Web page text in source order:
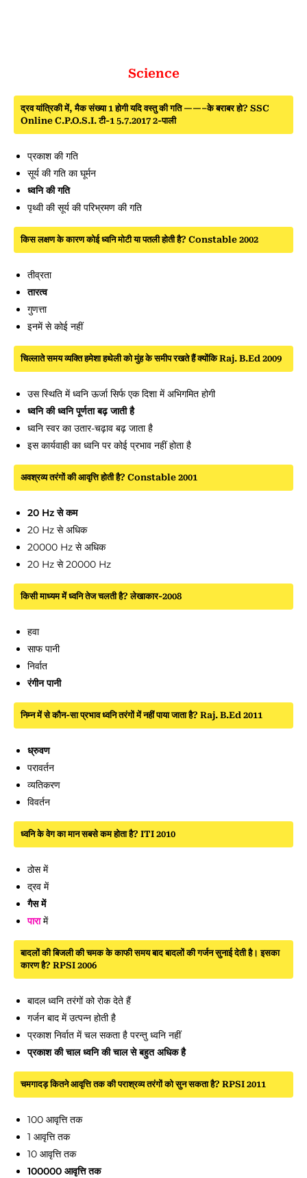
Science
द्रव यांत्रिकी में, मैक संख्या 1 होगी यदि वस्तु की गति ——–के बराबर हो? SSC
Online C.P.O.S.I. टी-1 5.7.2017 2-पाली
प्रकाश की गति
सूर्य की गति का घूर्मन
ध्वनि की गति
पृथ्वी की सूर्य की परिभ्रमण की गति
किस लक्षण के कारण कोई ध्वनि मोटी या पतली होती है? Constable 2002
तीव्रता
तारत्व
गुणत्ता
इनमें से कोई नहीं
चिल्लाते समय व्यक्ति हमेशा हथेली को मुंह के समीप रखते हैं क्योंकि Raj. B.Ed 2009
उस स्थिति में ध्वनि ऊर्जा सिर्फ एक दिशा में अभिगमित होगी
ध्वनि की ध्वनि पूर्णता बढ़ जाती है
ध्वनि स्वर का उतार-चढ़ाव बढ़ जाता है
इस कार्यवाही का ध्वनि पर कोई प्रभाव नहीं होता है
अवश्रव्य तरंगों की आवृत्ति होती है? Constable 2001
20 Hz से कम
20 Hz से अधिक
20000 Hz से अधिक
20 Hz से 20000 Hz
किसी माध्यम में ध्वनि तेज चलती है? लेखाकार-2008
हवा
साफ पानी
निर्वात
रंगीन पानी
निम्न में से कौन-सा प्रभाव ध्वनि तरंगों में नहीं पाया जाता है? Raj. B.Ed 2011
ध्रुवण
परावर्तन
व्यतिकरण
विवर्तन
ध्वनि के वेग का मान सबसे कम होता है? ITI 2010
ठोस में
द्रव में
गैस में
पारामें
बादलों की बिजली की चमक के काफी समय बाद बादलों की गर्जन सुनाई देती है। इसका
कारण है? RPSI 2006
बादल ध्वनि तरंगों को रोक देते हैं
गर्जन बाद में उत्पन्न होती है
प्रकाश निर्वात में चल सकता है परन्तु ध्वनि नहीं
प्रकाश की चाल ध्वनि की चाल से बहुत अधिक है
चमगादड़ कितने आवृत्ति तक की पराश्रव्य तरंगों को सुन सकता है? RPSI 2011
100 आवृत्ति तक
1 आवृत्ति तक
10 आवृत्ति तक
100000 आवृत्ति तक